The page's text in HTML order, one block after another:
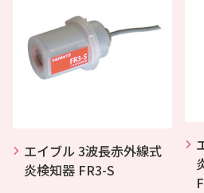
エイブル 3波長赤外線式
炎検知器 FR3-S